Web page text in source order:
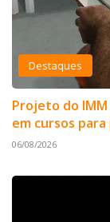
Destaques
Projeto do
em cursos
06/08/2026